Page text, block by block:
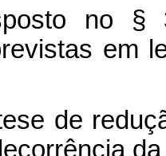
no §
de